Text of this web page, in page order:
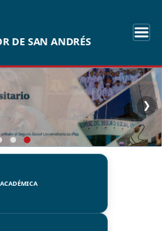
DE SAN ANDRÉS
❯